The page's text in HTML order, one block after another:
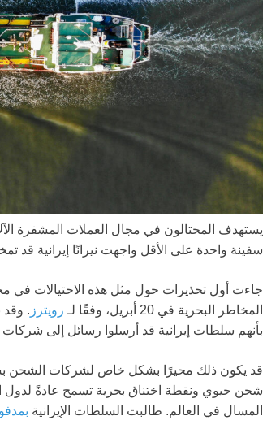
يستهدف المحتالون في مجال العملات المشفرة
سفينة واحدة على الأقل واجهت نيرانًا إيرانية قد
المخاطر البحرية في 20 أبريل، وفقًا لـ
رويترز . وقد
بأنهم سلطات إيرانية قد أرسلوا رسائل إلى شركات
قد يكون ذلك محيرًا بشكل خاص لشركات الشحن
شحن حيوي ونقطة اختناق بحرية تسمح عادةً لدول
المسال في العالم. طالبت السلطات الإيرانية